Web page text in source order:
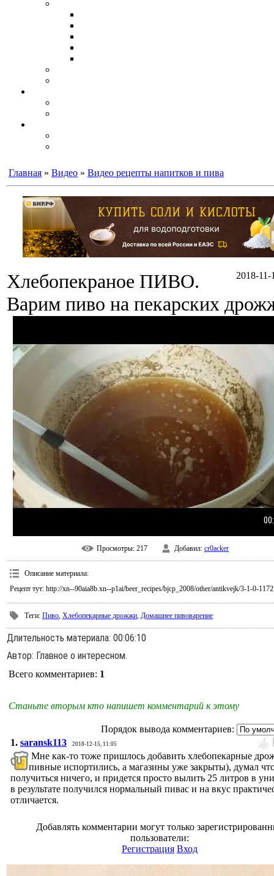
Главная » Видео » Видео рецепты напитков и пива
2018-11-
Хлебопекраное ПИВО.
Варим пиво на пекарских
Просмотры: 217 Добавил: cr0acker
Описание материала:
Рецепт тут: http://xn--90aia8b.xn--p1ai/beer_recipes/bjcp_2008/other/antikvejk/3-1-0-
Теги: Пиво, Хлебопекарные дрожжи, Домашнее пивоварение
Длительность материала: 00:06:10
Автор: Главное о интересном.
Всего комментариев: 1
Станьте вторым кто напишет комментарий к этому
Порядок вывода комментариев:
1. saransk113 2018-12-15, 11:05
Мне как-то тоже пришлось добавить хлебопекарные
пивные испортились, а магазины уже закрыты), думал
получиться ничего, и придется просто вылить 25 литров в
в результате получился нормальный пивас и на вкус
отличается.
Добавлять комментарии могут только
пользователи:
Регистрация Вход